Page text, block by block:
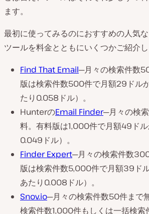
ます。
最初に使ってみるのにおすすめの人気
ツールを料金とともにいくつかご紹介し
Find That Email─月々の検索件数
版は検索件数500件で月額29ドル
たり0.058ドル）。
HunterのEmail Finder─月々の検
料。有料版は1,000件で月額49ドル
0.049ドル）。
Finder Expert─月々の検索件数
版は検索件数5,000件で月額39ド
あたり0.008ドル）。
Snov.io─月々の検索件数50件まで
検索件数1,000件もしくは一括検